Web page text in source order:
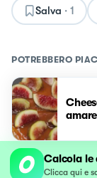
Salva · 1
POTREBBERO
Calcola le
Clicca qui e